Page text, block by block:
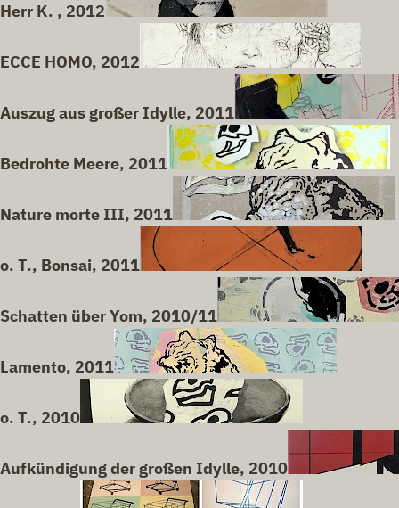
Herr K. , 2012
ECCE HOMO, 2012
Auszug aus großer Idylle, 2011
Bedrohte Meere, 2011
Nature morte III, 2011
o. T., Bonsai, 2011
Schatten über Yom, 2010/11
Lamento, 2011
o. T., 2010
Aufkündigung der großen Idylle, 2010